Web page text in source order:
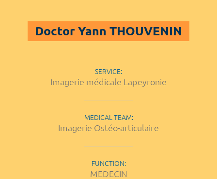
Doctor Yann THOUVENIN
SERVICE:
Imagerie médicale Lapeyronie
MEDICAL TEAM:
Imagerie Ostéo-articulaire
FUNCTION:
MEDECIN